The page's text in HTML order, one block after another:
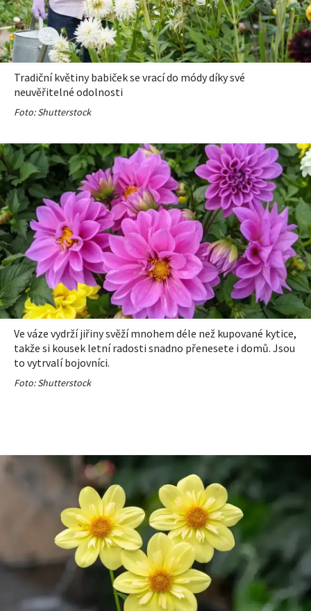
KVÍZY A TESTY
Tradiční květiny babiček se vrací do módy díky své
neuvěřitelné odolnosti
Foto: Shutterstock
Ve váze vydrží jiřiny svěží mnohem déle než kupované kytice,
takže si kousek letní radosti snadno přenesete i domů. Jsou
to vytrvalí bojovníci.
Foto: Shutterstock